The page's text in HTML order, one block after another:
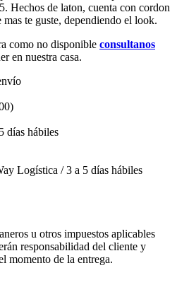
Hechos de laton, cuenta con cordon
te guste, dependiendo el look.
como no disponible consultanos
en nuestra casa.
días hábiles
Logística / 3 a 5 días hábiles
u otros impuestos aplicables
responsabilidad del cliente y
momento de la entrega.